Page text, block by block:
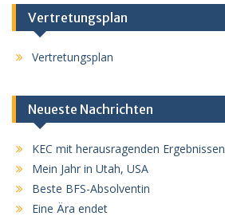
Vertretungsplan
Vertretungsplan
Neueste Nachrichten
KEC mit herausragenden Ergebnissen
Mein Jahr in Utah, USA
Beste BFS-Absolventin
Eine Ära endet